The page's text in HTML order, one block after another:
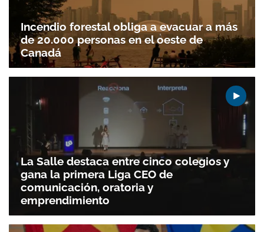
Incendio forestal obliga a evacuar a más
de 20.000 personas en el oeste de
Canadá
La Salle destaca entre cinco colegios y
gana la primera Liga CEO de
comunicación, oratoria y
emprendimiento